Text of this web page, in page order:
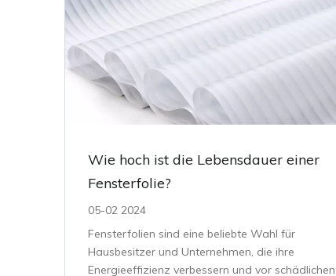
Wie hoch ist die Lebensdauer einer
Fensterfolie?
05-02 2024
Fensterfolien sind eine beliebte Wahl für
Hausbesitzer und Unternehmen, die ihre
Energieeffizienz verbessern und vor schädlichen